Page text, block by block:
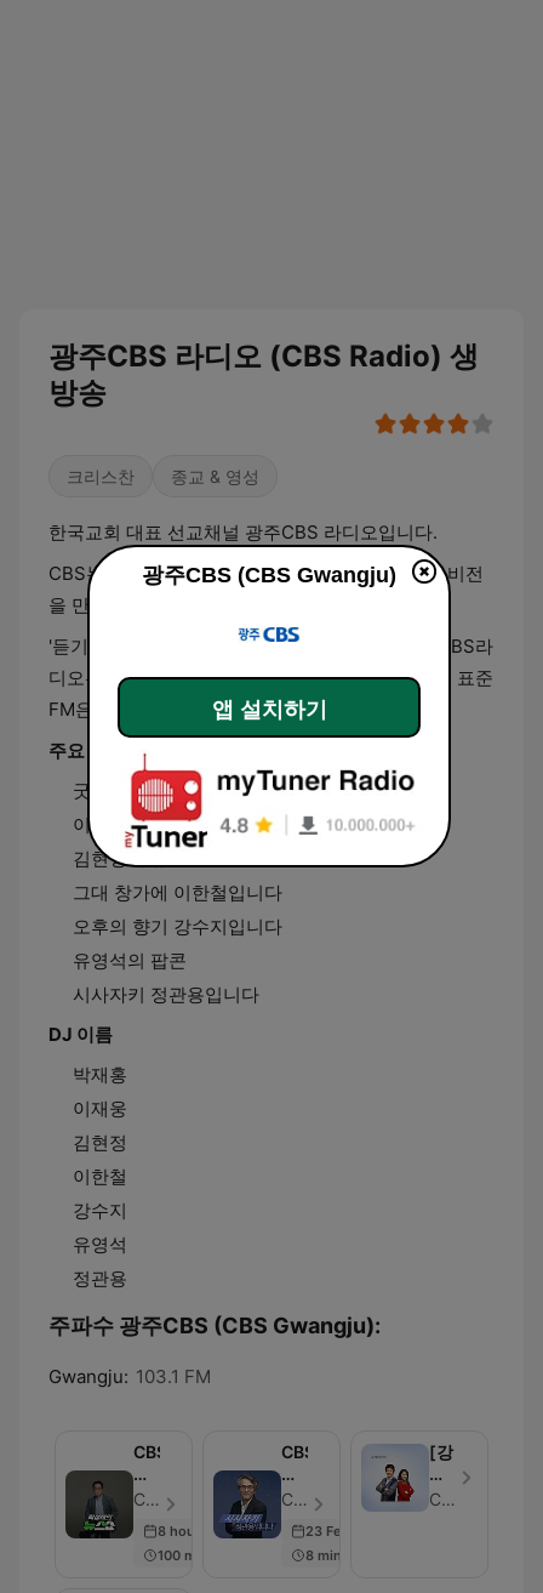
광주CBS 라디오 (CBS Radio) 생
방송
크리스찬 종교 & 영성
한국교회 대표 선교채널 광주CBS 라디오입니다.
CBS는 한국 교회와 성도들의 발전과 교회의 미래 비전
을 만들어나가는 선교채널입니다.
'듣기만 하는 라디오'가 아닌 '참여하는 라디오'로 CBS라
디오는 함께 손잡고 더 좋은 세상을 꿈꿉니다. CBS 표준
FM은 시사, 뉴스와 아름다운 음악이 함께합니다.
주요 프로그램
굿모닝 뉴스 박재홍입니다
이재웅의 아침뉴스
김현정의 뉴스쇼
그대 창가에 이한철입니다
오후의 향기 강수지입니다
유영석의 팝콘
시사자키 정관용입니다
DJ 이름
박재홍
이재웅
김현정
이한철
강수지
유영석
정관용
주파수 광주CBS (CBS Gwangju):
Gwangju: 103.1 FM
CBS
박
성
의
뉴
CBS - 에피소드 1022
8 hours ago
100 min
CBS
시
사
키
정
CBS - 에피소드 871
23 Feb 2023
8 min
[강
원
영CBS
광주CBS (CBS Gwangju)
앱 설치하기